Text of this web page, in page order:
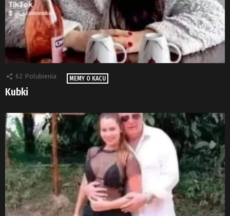
62 Polubienia MEMY O KACU
Kubki